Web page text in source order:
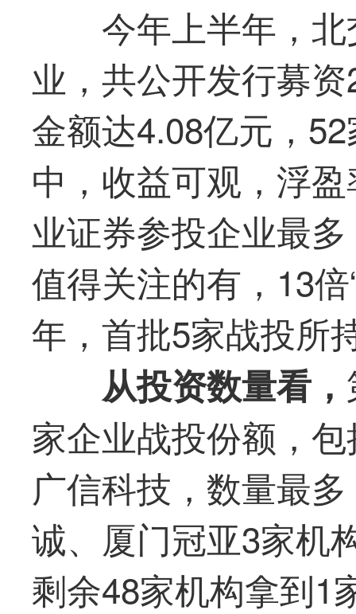
今年上半年，
业，共公开发行募
金额达4.08亿元，
中，收益可观，浮
业证券参投企业最
值得关注的有，13
年，首批5家战投所
从投资数量看，
家企业战投份额，
广信科技 ，数量最
诚、厦门冠亚3家机
剩余48家机构拿到1